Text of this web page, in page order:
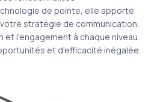
de pointe, elle apporte
stratégie de communication,
l'engagement à chaque niveau.
et d'efficacité inégalée.